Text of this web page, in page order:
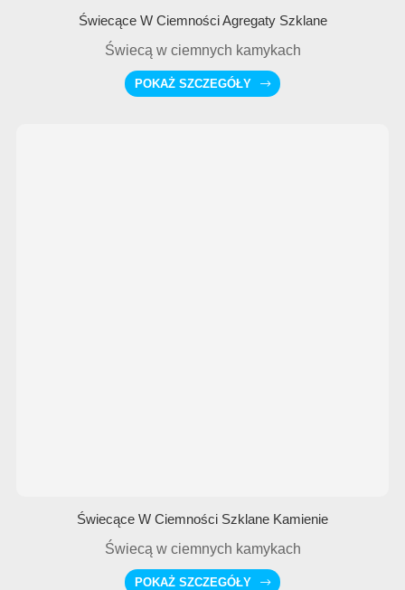
Świecące W Ciemności Agregaty Szklane
Świecą w ciemnych kamykach
POKAŻ SZCZEGÓŁY
Świecące W Ciemności Szklane Kamienie
Świecą w ciemnych kamykach
POKAŻ SZCZEGÓŁY